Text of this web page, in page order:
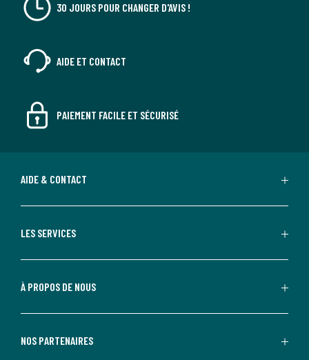
30 JOURS POUR CHANGER D'AVIS !
AIDE ET CONTACT
PAIEMENT FACILE ET SÉCURISÉ
AIDE & CONTACT
LES SERVICES
À PROPOS DE NOUS
NOS PARTENAIRES